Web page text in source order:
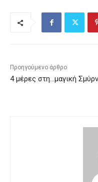
Προηγούμενο άρθρο
4 μέρες στη…μαγική